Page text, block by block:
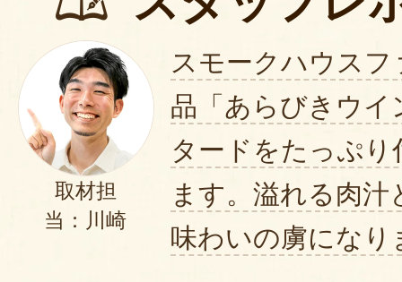
取材担
当：川崎
スモークハウス
品「あらびきウイ
タードをたっぷ
ます。溢れる肉
味わいの虜になり